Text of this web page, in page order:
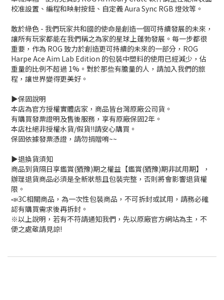
校准設置、編程和映射按鈕、自定義 Aura Sync RGB 燈效等。
敢於綠色 - 我們玩家共和國的使命是創造一個可持續發展的未來，
讓所有玩家都能在我們稱之為家的星球上蓬勃發展。每一步都很
重要，作為 ROG 致力於創造更可持續的未來的一部分，ROG
Harpe Ace Aim Lab Edition 的包裝中塑料的使用已經減少，佔
重量的比例不超過 1%。對於那些有膽量的人，請加入我們的旅
程，讓世界變得更美好。
▶️保固說明
本店為官方授權實體店家，商品皆台灣原廠公司貨。
有購買發票證明及售後服務，享有原廠保固2年。
本店杜絕非授權水貨/假貨!!請安心購買。
保固依據發票憑證，請勿捐贈唷~~
▶️退換貨須知
商品到貨隔日享鑑賞(猶豫)期之權益【鑑賞(猶豫)期非試用期】，
辦理退貨商品必須是全新狀態且包裝完整，否則將會影響退貨權
限。
📣3C相關商品，為一次性包裝商品，不可拆封或試用，請務必確
認有購買需求後再拆封。
※以上說明，若有不符請通知我們，先以原廠官方網站為主，不
便之處敬請見諒!